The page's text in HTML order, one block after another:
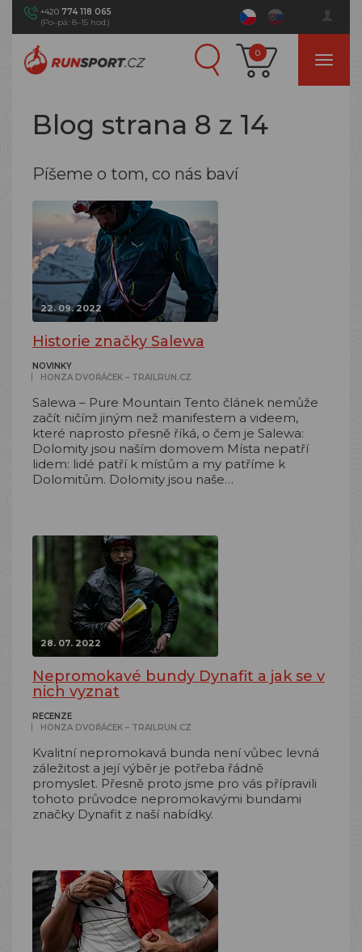
+420 774 118 065
(Po–pá: 8–15 hod.)
0
Blog strana 8 z 14
Píšeme o tom, co nás baví
22. 09. 2022
Historie značky Salewa
NOVINKY
HONZA DVOŘÁČEK – TRAILRUN.CZ
Salewa – Pure Mountain Tento článek nemůže
začít ničím jiným než manifestem a videem,
které naprosto přesně říká, o čem je Salewa:
Dolomity jsou naším domovem Místa nepatří
lidem: lidé patří k místům a my patříme k
Dolomitům. Dolomity jsou naše…
28. 07. 2022
Nepromokavé bundy Dynafit a jak se v
nich vyznat
RECENZE
HONZA DVOŘÁČEK – TRAILRUN.CZ
Kvalitní nepromokavá bunda není vůbec levná
záležitost a její výběr je potřeba řádně
promyslet. Přesně proto jsme pro vás přípravili
tohoto průvodce nepromokavými bundami
značky Dynafit z naší nabídky.